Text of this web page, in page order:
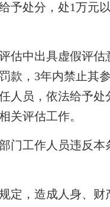
予处分，处1万元
出具虚假评估
款，3年内禁止其
人员，依法给予
关评估工作。
作人员违反本
造成人身、财